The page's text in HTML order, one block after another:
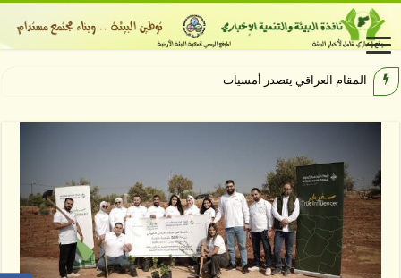
المقام العراقي يتصدر أمسيات الهيبودرو